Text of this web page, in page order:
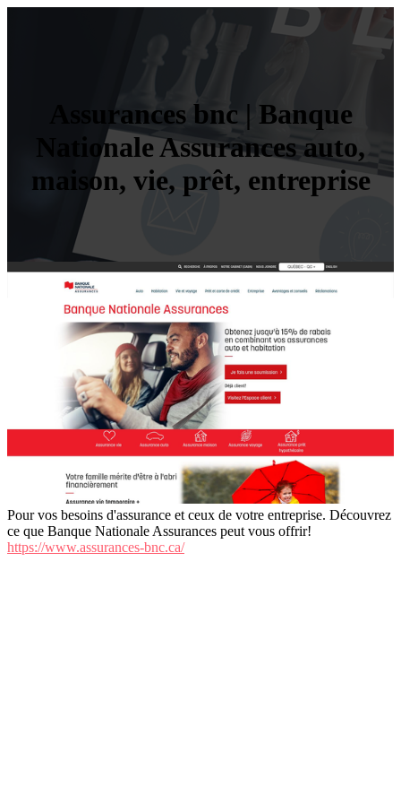
Assurances bnc | Banque
Nationale Assurances auto,
maison, vie, prêt, entreprise
Pour vos besoins d'assurance et ceux de votre entreprise. Découvrez
ce que Banque Nationale Assurances peut vous offrir!
https://www.assurances-bnc.ca/